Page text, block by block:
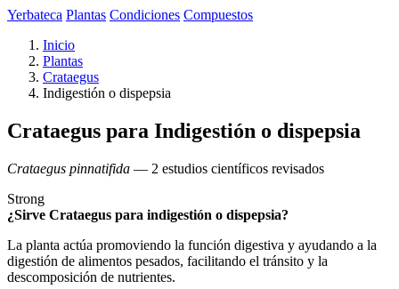
Yerbateca Plantas Condiciones Compuestos
Inicio
Plantas
Crataegus
Indigestión o dispepsia
Crataegus para Indigestión o dispepsia
Crataegus pinnatifida — 2 estudios científicos revisados
Strong
¿Sirve Crataegus para indigestión o dispepsia?
La planta actúa promoviendo la función digestiva y ayudando a la
digestión de alimentos pesados, facilitando el tránsito y la
descomposición de nutrientes.